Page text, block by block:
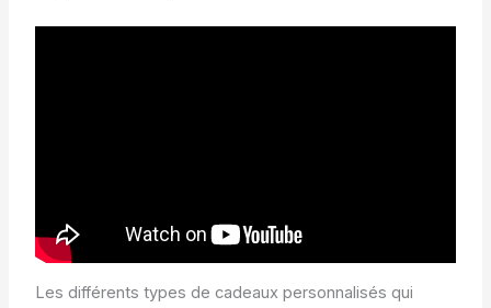
Les différents types de cadeaux personnalisés qui